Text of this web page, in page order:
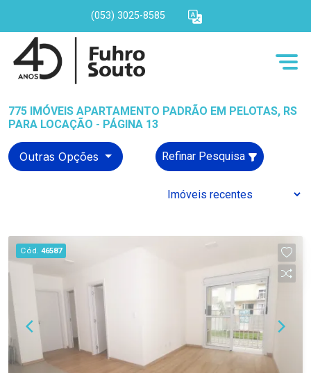
(053) 3025-8585
775 IMÓVEIS APARTAMENTO PADRÃO EM PELOTAS, RS
PARA LOCAÇÃO - PÁGINA 13
Outras Opções Refinar Pesquisa
Cód. 46587